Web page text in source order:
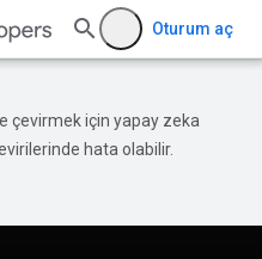
Oturum aç
çevirmek için yapay zeka
hata olabilir.